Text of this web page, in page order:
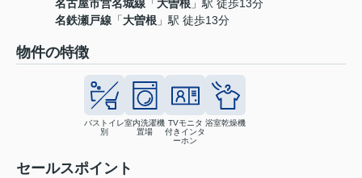
名古屋市営名城線 「大曽根 」駅 徒歩13分
名鉄瀬戸線 「大曽根 」駅 徒歩13分
物件の特徴
バストイレ
別
室内洗濯機
置場
TVモニタ
付きインタ
ーホン
浴室乾燥機
セールスポイント